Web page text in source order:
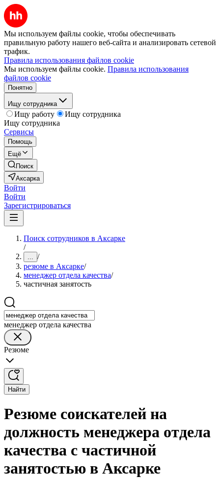
Мы используем файлы cookie, чтобы обеспечивать
правильную работу нашего веб-сайта и анализировать сетевой
трафик.
Правила использования файлов cookie
Мы используем файлы cookie. Правила использования
файлов cookie
Понятно
Ищу сотрудника
Ищу работу
Ищу сотрудника
Ищу сотрудника
Сервисы
Помощь
Ещё
Поиск
Аксарка
Войти
Войти
Зарегистрироваться
Поиск сотрудников в Аксарке
/
... /
резюме в Аксарке/
менеджер отдела качества/
частичная занятость
менеджер отдела качества
Резюме
Найти
Резюме соискателей на
должность менеджера отдела
качества с частичной
занятостью в Аксарке